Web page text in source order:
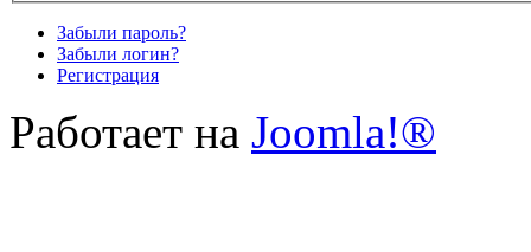
Забыли пароль?
Забыли логин?
Регистрация
Работает на Joomla!®